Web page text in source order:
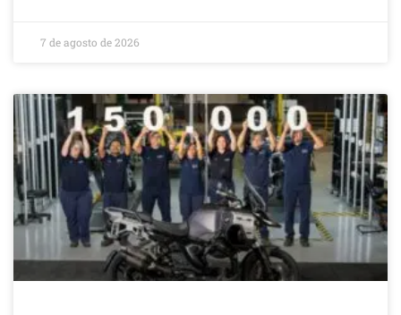
7 de agosto de 2026